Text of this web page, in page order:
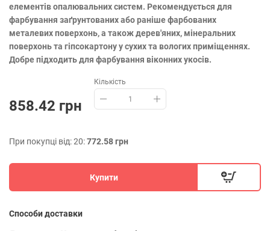
елементів опалювальних систем. Рекомендується для
фарбування заґрунтованих або раніше фарбованих
металевих поверхонь, а також дерев'яних, мінеральних
поверхонь та гіпсокартону у сухих та вологих приміщеннях.
Добре підходить для фарбування віконних укосів.
858.42 грн
Кількість
При покупці від: 20:772.58 грн
Купити
Способи доставки